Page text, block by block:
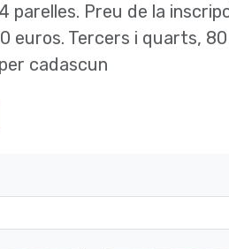
Preu de la
euros. Tercers i quarts,
cadascun